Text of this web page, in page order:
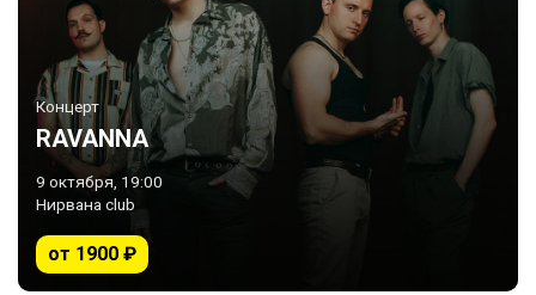
Концерт
RAVANNA
9 октября, 19:00
Нирвана club
от 1900 ₽